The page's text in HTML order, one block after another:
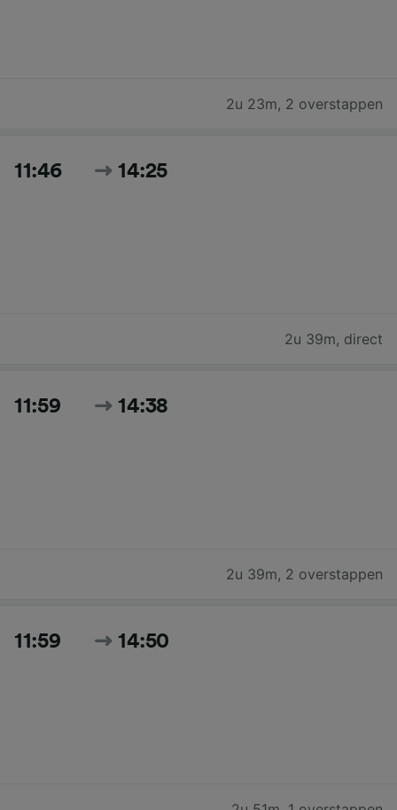
2u 23m, 2 overstappen
11:46 14:25
2u 39m, direct
11:59 14:38
2u 39m, 2 overstappen
11:59 14:50